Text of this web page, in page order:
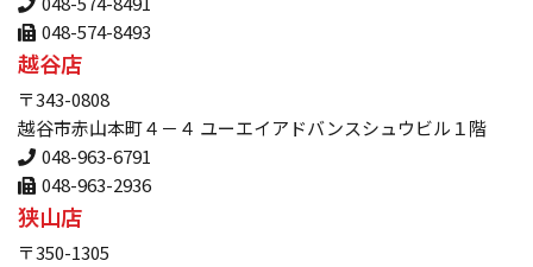
048-574-8493
越谷店
〒343-0808
越谷市赤山本町４－４ ユーエイアドバンスシュウビル１階
048-963-6791
048-963-2936
狭山店
〒350-1305